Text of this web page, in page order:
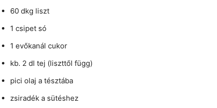
60 dkg liszt
1 csipet só
1 evőkanál cukor
kb. 2 dl tej (liszttől függ)
pici olaj a tésztába
zsiradék a sütéshez